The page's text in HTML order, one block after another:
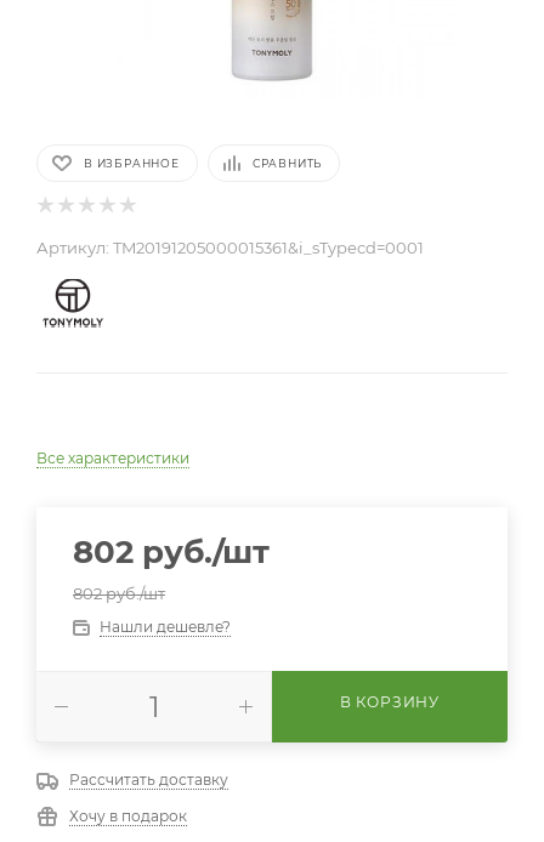
В ИЗБРАННОЕ СРАВНИТЬ
Артикул: TM20191205000015361&i_sTypecd=0001
Все характеристики
802 руб./шт
802руб./шт
Нашли дешевле?
В КОРЗИНУ
Рассчитать доставку
Хочу в подарок